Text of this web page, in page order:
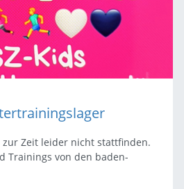
Zeit leider nicht stattfinden.
Trainings von den baden-